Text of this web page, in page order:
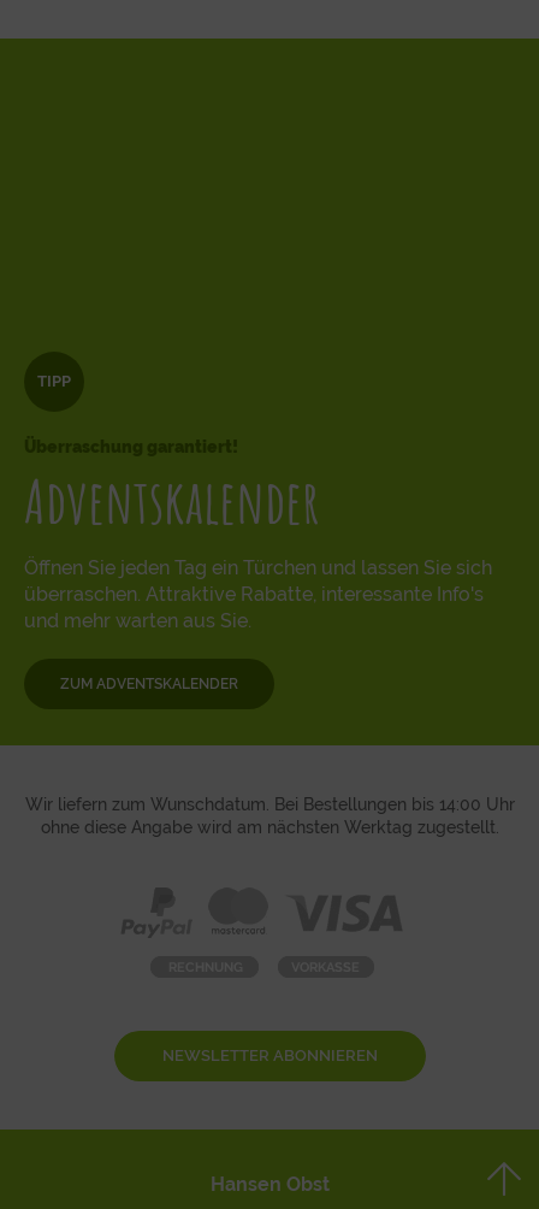
TIPP
Adventskalender
Öffnen Sie jeden Tag ein Türchen und lassen Sie sich
überraschen. Attraktive Rabatte, interessante Info's
und mehr warten aus Sie.
ZUM ADVENTSKALENDER
Wir liefern zum Wunschdatum. Bei Bestellungen bis 14:00 Uhr
ohne diese Angabe wird am nächsten Werktag zugestellt.
NEWSLETTER ABONNIEREN
Hansen Obst